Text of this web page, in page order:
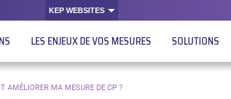
KEP WEBSITES
LES ENJEUX DE VOS MESURES SOLUTIONS
AMÉLIORER MA MESURE DE CP ?